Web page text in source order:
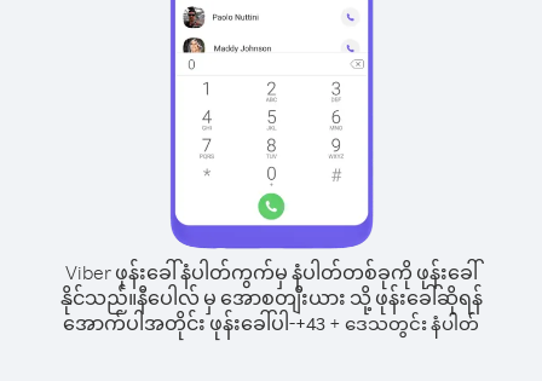
Viber ဖုန်းခေါ်နံပါတ်ကွက်မှ နံပါတ်တစ်ခုကို ဖုန်းခေါ်
နိုင်သည်။နီပေါလ် မှ အောစတျီးယား သို့ ဖုန်းခေါ်ဆိုရန်
အောက်ပါအတိုင်း ဖုန်းခေါ်ပါ-+43 + ဒေသတွင်း နံပါတ်